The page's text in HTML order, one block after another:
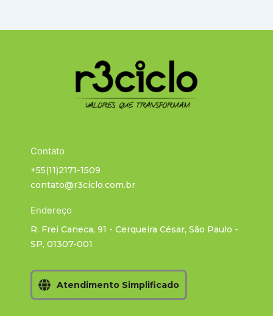
Contato
+55(11)2171-1509
contato@r3ciclo.com.br
Endereço
R. Frei Caneca, 91 - Cerqueira César, São Paulo -
SP, 01307-001
Atendimento Simplificado